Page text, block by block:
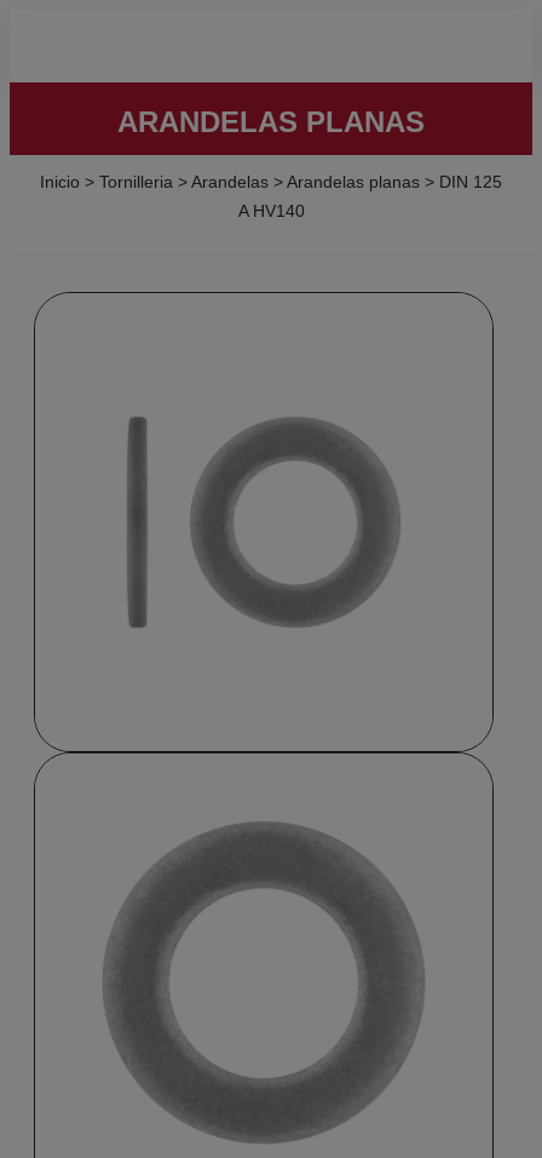
ARANDELAS PLANAS
Inicio > Tornilleria >Arandelas >Arandelas planas > DIN 125
A HV140